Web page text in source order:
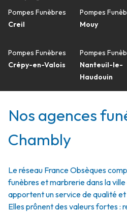
Pompes Funèbres
Creil
Pompes Funèbres
Crépy-en-Valois
Pompes
Mouy
Pompes
Nanteuil-le-
Haudouin
Nos agences
Chambly
Le réseau France Obsèques
funèbres et marbrerie dans la
apportent un service de qualité
Elles prônent des valeurs fortes :